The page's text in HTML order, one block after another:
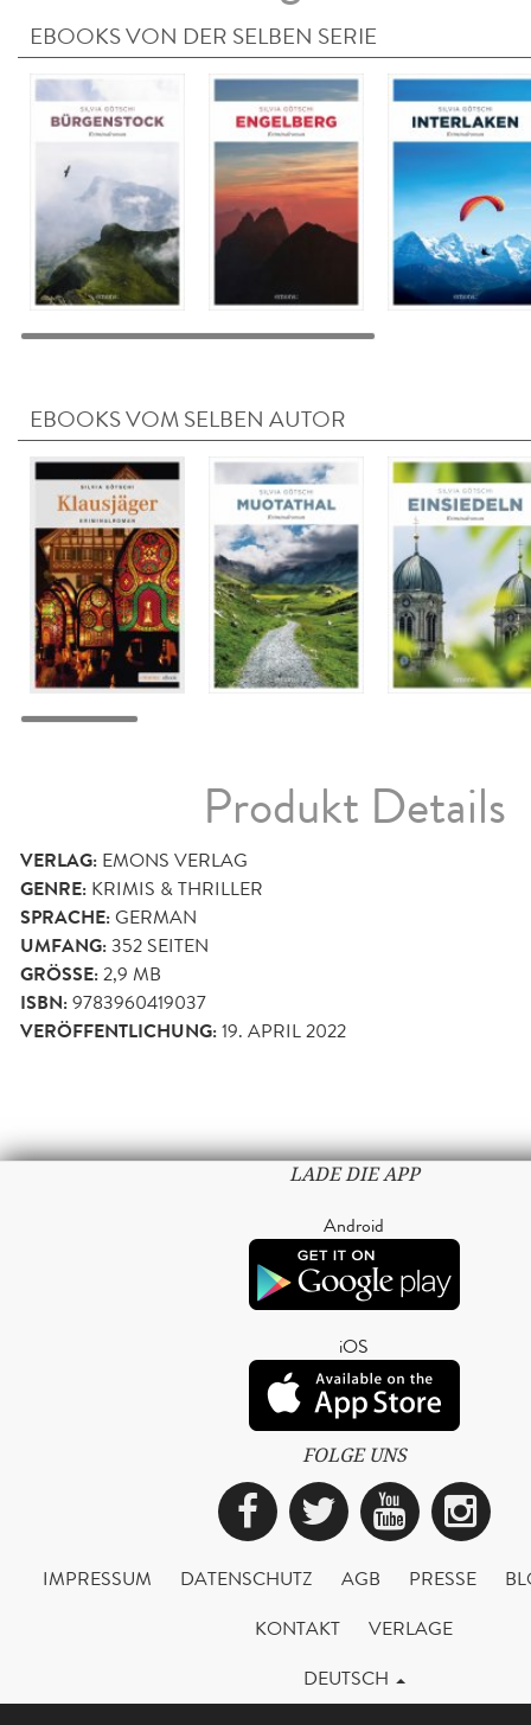
EBOOKS VON DER SELBEN SERIE
EBOOKS VOM SELBEN AUTOR
Produkt Details
VERLAG: EMONS VERLAG
GENRE: KRIMIS & THRILLER
SPRACHE:GERMAN
UMFANG:352 SEITEN
GRÖSSE: 2,9 MB
ISBN:9783960419037
VERÖFFENTLICHUNG:19. APRIL 2022
LADE DIE APP
Android
iOS
FOLGE UNS
Facebook
Twitter
IMPRESSUM DATENSCHUTZ AGB PRESSE
KONTAKT
VERLAGE
DEUTSCH